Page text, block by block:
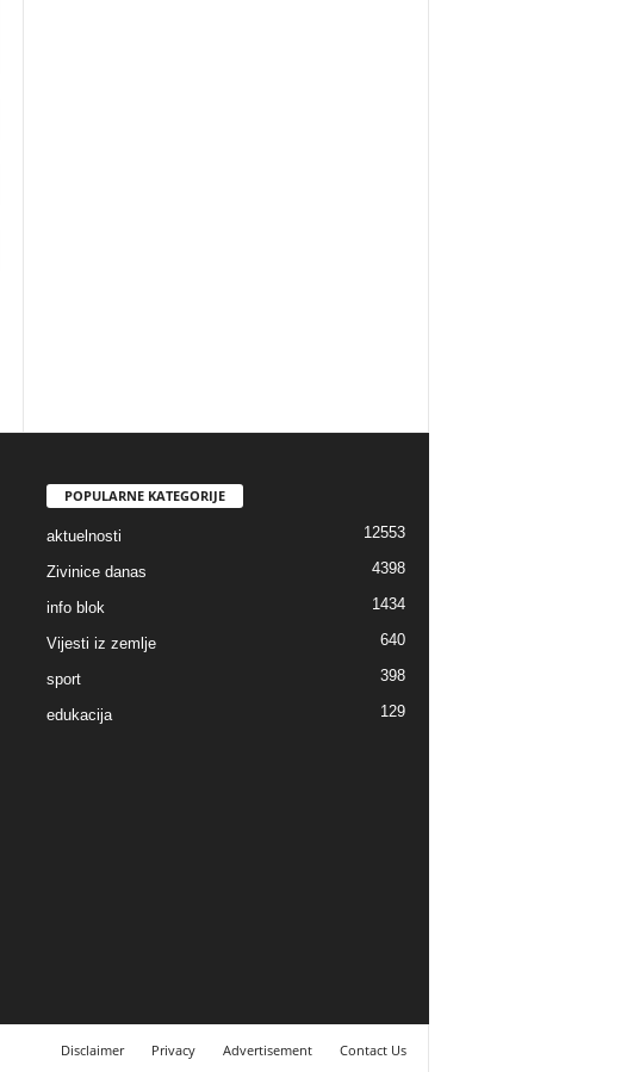
POPULARNE KATEGORIJE
aktuelnosti 12553
Zivinice danas 4398
info blok 1434
Vijesti iz zemlje 640
sport 398
edukacija 129
Disclaimer Privacy Advertisement Contact Us